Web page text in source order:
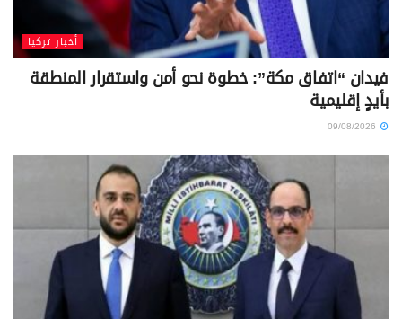
أخبار تركيا
فيدان “اتفاق مكة”: خطوة نحو أمن واستقرار المنطقة
بأيدٍ إقليمية